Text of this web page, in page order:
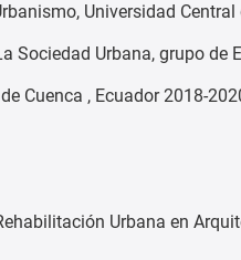
Universidad Central
Sociedad Urbana, grupo
Cuenca , Ecuador 2018-
Urbana en